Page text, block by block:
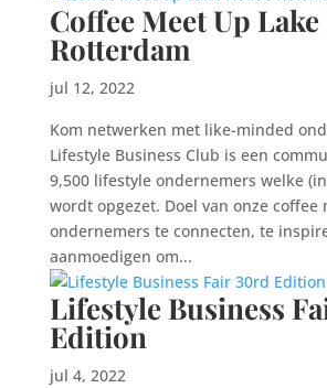
Coffee Meet Up
Rotterdam
jul 12, 2022
Kom netwerken met like-minded
Lifestyle Business Club is een
9,500 lifestyle ondernemers welke
wordt opgezet. Doel van onze coffee
ondernemers te connecten, te
aanmoedigen om...
Lifestyle Business
Edition
jul 4, 2022